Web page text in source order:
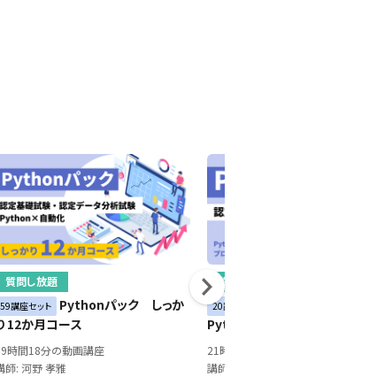
質問し放題
59講座セット
Pythonパック しっか
12か月コース
時間18分の動画講座
師: 河野 孝雅
質問し放題
20講座セット
Pythonデータ分析資格講座～
21時間38分の動画講座
講師: 河野 孝雅